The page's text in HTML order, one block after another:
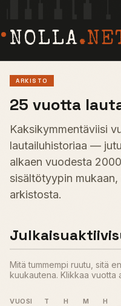
NOLLA
ARKISTO
25 vuotta
Kaksikymmentäviisi
lautailuhistoriaa —
alkaen vuodesta
sisältötyypin
arkistosta.
Mitä tummempi ruutu, sitä
kuukautena. Klikkaa
VUOSI T H M H